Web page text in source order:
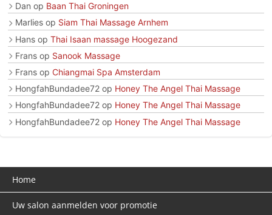
Dan op Baan Thai Groningen
Marlies op Siam Thai Massage Arnhem
Hans op Thai Isaan massage Hoogezand
Frans op Sanook Massage
Frans op Chiangmai Spa Amsterdam
HongfahBundadee72 op Honey The Angel Thai Massage
HongfahBundadee72 op Honey The Angel Thai Massage
HongfahBundadee72 op Honey The Angel Thai Massage
Home
Uw salon aanmelden voor promotie